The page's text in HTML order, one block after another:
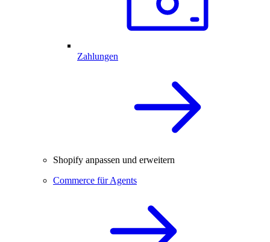
Zahlungen
Shopify anpassen und erweitern
Commerce für Agents